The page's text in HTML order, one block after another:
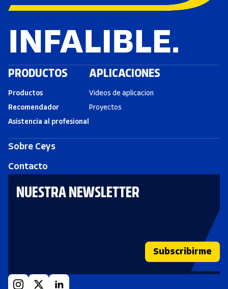
PRODUCTOS
Productos
Recomendador
Asistencia al profesional
APLICACIONES
Videos de aplicacion
Proyectos
Sobre Ceys
Contacto
NUESTRA NEWSLETTER
Subscribirme